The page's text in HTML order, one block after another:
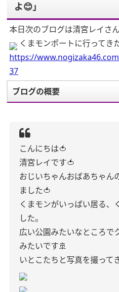
よ😊」
本日次のブログは清宮レイさん
くまモンポートに行ってき
https://
37
ブログの概要
こんにちは🍅
清宮レイです🍅
おじいちゃんおばあちゃん
ました🍅
くまモンがいっぱい居る、
した。
広い公園みたいなところで
みたいです🚢
いとこたちと写真を撮って